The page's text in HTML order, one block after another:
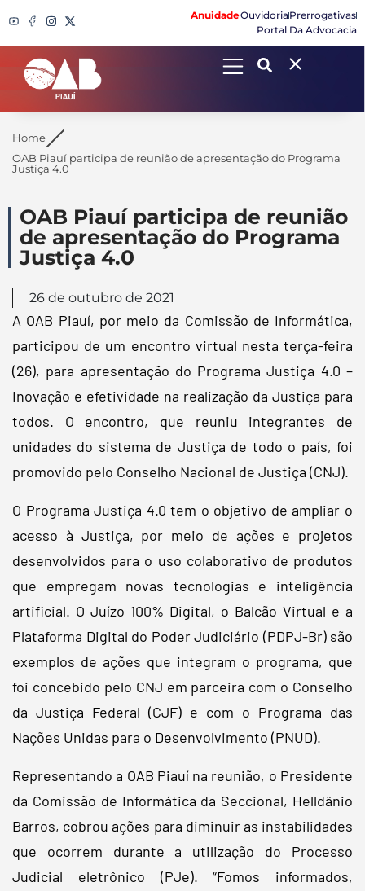
AnuidadeOuvidoriaPrerrogativas
Portal Da Advocacia
Search
Home
OAB Piauí participa de reunião de apresentação do Programa
Justiça 4.0
OAB Piauí participa de reunião
de apresentação do Programa
Justiça 4.0
26 de outubro de 2021
A OAB Piauí, por meio da Comissão de Informática,
participou de um encontro virtual nesta terça-feira
(26), para apresentação do Programa Justiça 4.0 –
Inovação e efetividade na realização da Justiça para
todos. O encontro, que reuniu integrantes de
unidades do sistema de Justiça de todo o país, foi
promovido pelo Conselho Nacional de Justiça (CNJ).
O Programa Justiça 4.0 tem o objetivo de ampliar o
acesso à Justiça, por meio de ações e projetos
desenvolvidos para o uso colaborativo de produtos
que empregam novas tecnologias e inteligência
artificial. O Juízo 100% Digital, o Balcão Virtual e a
Plataforma Digital do Poder Judiciário (PDPJ-Br) são
exemplos de ações que integram o programa, que
foi concebido pelo CNJ em parceira com o Conselho
da Justiça Federal (CJF) e com o Programa das
Nações Unidas para o Desenvolvimento (PNUD).
Representando a OAB Piauí na reunião, o Presidente
da Comissão de Informática da Seccional, Helldânio
Barros, cobrou ações para diminuir as instabilidades
que ocorrem durante a utilização do Processo
Judicial eletrônico (PJe). “Fomos informados,